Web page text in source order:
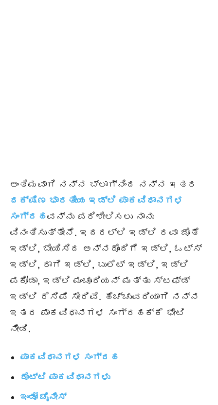
ಅಂತಿಮವಾಗಿ ನನ್ನ ಬ್ಲಾಗ್‌ನಿಂದ ನನ್ನ ಇತರ
ದಕ್ಷಿಣ ಭಾರತೀಯ ಇಡ್ಲಿ ಪಾಕವಿಧಾನಗಳ
ಸಂಗ್ರಹವನ್ನು ಪರಿಶೀಲಿಸಲು ನಾನು
ವಿನಂತಿಸುತ್ತೇನೆ. ಇದರಲ್ಲಿ ಇಡ್ಲಿ ರವಾ ಜೊತೆ
ಇಡ್ಲಿ, ಬೇಯಿಸಿದ ಅನ್ನದೊಂದಿಗೆ ಇಡ್ಲಿ, ಓಟ್ಸ್
ಇಡ್ಲಿ, ರಾಗಿ ಇಡ್ಲಿ, ಬುಲೆಟ್ ಇಡ್ಲಿ, ಇಡ್ಲಿ
ಪಕೋಡಾ, ಇಡ್ಲಿ ಮಂಚೂರಿಯನ್ ಮತ್ತು ಸ್ಟಫ್ಡ್
ಇಡ್ಲಿ ರೆಸಿಪಿ ಸೇರಿವೆ. ಹೆಚ್ಚುವರಿಯಾಗಿ ನನ್ನ
ಇತರ ಪಾಕವಿಧಾನಗಳ ಸಂಗ್ರಹಕ್ಕೆ ಭೇಟಿ
ನೀಡಿ.
ಪಾಕವಿಧಾನಗಳ ಸಂಗ್ರಹ
ರೊಟ್ಟಿ ಪಾಕವಿಧಾನಗಳು
ಇಂಡೋ ಚೈನೀಸ್